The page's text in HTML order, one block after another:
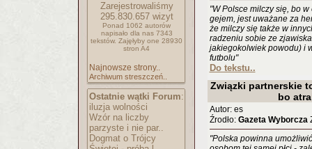
Zarejestrowaliśmy
295.830.657wizyt
Ponad 1062 autorów
napisało dla nas 7343
tekstów. Zajęłyby one 28930
stron A4
Najnowsze strony..
Archiwum streszczeń..
Ostatnie wątki Forum:
iluzja wolności
Wzór na liczby
parzyste i nie par..
Dogmat o Trójcy
"W Polsce milczy się, bo
gejem, jest uważane za
że milczy się także w
radzeniu sobie ze
jakiegokolwiek powodu) i
futbolu"
Do tekstu..
Związki partnerskie
bo
Autor: es
Źrodło: Gazeta Wyborcza
"Polska powinna